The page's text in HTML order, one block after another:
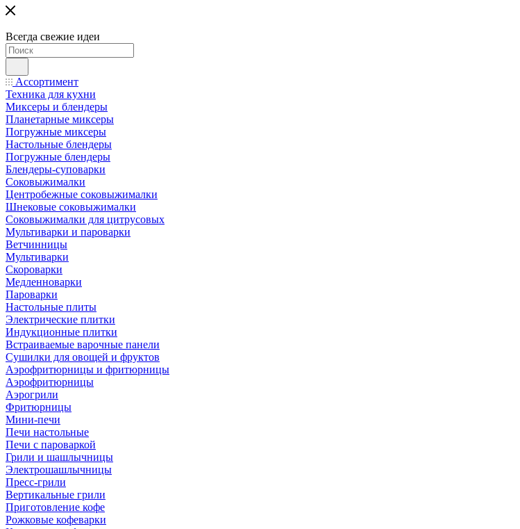
Всегда свежие идеи
Ассортимент
Техника для кухни
Миксеры и блендеры
Планетарные миксеры
Погружные миксеры
Настольные блендеры
Погружные блендеры
Блендеры-суповарки
Соковыжималки
Центробежные соковыжималки
Шнековые соковыжималки
Соковыжималки для цитрусовых
Мультиварки и пароварки
Ветчинницы
Мультиварки
Скороварки
Медленноварки
Пароварки
Настольные плиты
Электрические плитки
Индукционные плитки
Встраиваемые варочные панели
Сушилки для овощей и фруктов
Аэрофритюрницы и фритюрницы
Аэрофритюрницы
Аэрогрили
Фритюрницы
Мини-печи
Печи настольные
Печи с пароваркой
Грили и шашлычницы
Электрошашлычницы
Пресс-грили
Вертикальные грили
Приготовление кофе
Рожковые кофеварки